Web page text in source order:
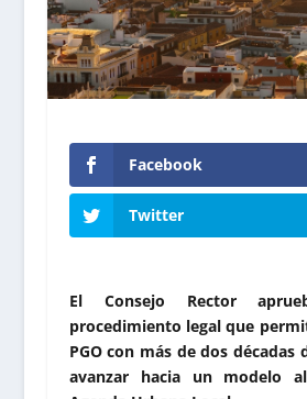
Facebook
Twitter
El Consejo Rector
procedimiento legal que
PGO con más de dos décadas
avanzar hacia un modelo